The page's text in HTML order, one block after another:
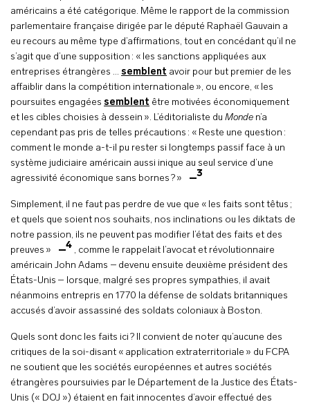
américains a été catégorique. Même le rapport de la commission
parlementaire française dirigée par le député Raphaël Gauvain a
eu recours au même type d’affirmations, tout en concédant qu’il ne
s’agit que d’une supposition : « les sanctions appliquées aux
entreprises étrangères … semblent avoir pour but premier de les
affaiblir dans la compétition internationale », ou encore, « les
poursuites engagées semblent être motivées économiquement
et les cibles choisies à dessein ». L’éditorialiste du Monde n’a
cependant pas pris de telles précautions : « Reste une question :
comment le monde a-t-il pu rester si longtemps passif face à un
système judiciaire américain aussi inique au seul service d’une
agressivité économique sans bornes ? »
3
Simplement, il ne faut pas perdre de vue que « les faits sont têtus ;
et quels que soient nos souhaits, nos inclinations ou les diktats de
notre passion, ils ne peuvent pas modifier l’état des faits et des
preuves »
4 , comme le rappelait l’avocat et révolutionnaire
américain John Adams – devenu ensuite deuxième président des
États-Unis – lorsque, malgré ses propres sympathies, il avait
néanmoins entrepris en 1770 la défense de soldats britanniques
accusés d’avoir assassiné des soldats coloniaux à Boston.
Quels sont donc les faits ici ? Il convient de noter qu’aucune des
critiques de la soi-disant « application extraterritoriale » du FCPA
ne soutient que les sociétés européennes et autres sociétés
étrangères poursuivies par le Département de la Justice des États-
Unis (« DOJ ») étaient en fait innocentes d’avoir effectué des